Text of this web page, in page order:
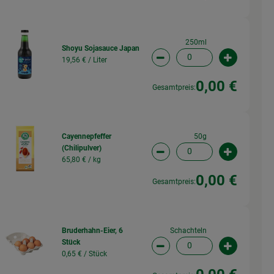
ändern
Shoyu Sojasauce Japan
19,56 € / Liter
250ml
Artikelanzahl verringern
Gesamtpreis:0,00 €
ändern
Cayennepfeffer
(Chilipulver)
65,80 € / kg
50g
Artikelanzahl verringern
Gesamtpreis:0,00 €
ändern
Bruderhahn-Eier, 6
Stück
0,65 € / Stück
Schachteln
Artikelanzahl verringern